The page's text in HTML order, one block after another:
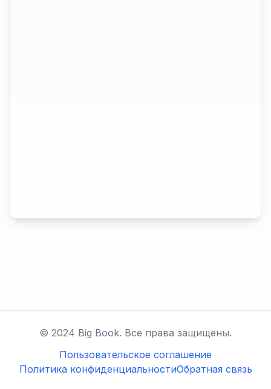
© 2024 Big Book. Все права защищены.
Пользовательское соглашение
Политика конфиденциальностиОбратная связь